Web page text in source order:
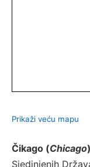
Prikaži veću mapu
Čikago (Chicago
Sjedinjenih